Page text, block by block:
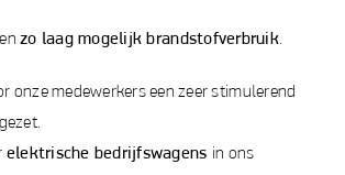
zo laag mogelijk brandstofverbruik.
onze medewerkers een zeer stimulerend
elektrische bedrijfswagens in ons